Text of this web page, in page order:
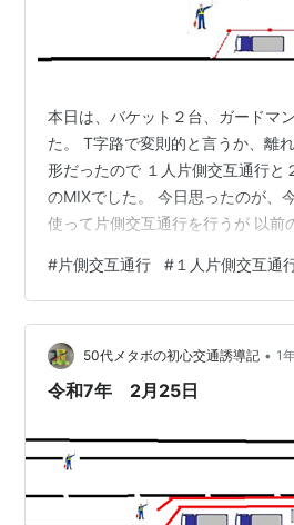
本日は、バケット２台、ガードマ
た。 T字路で変則的と言うか、離
形だったので １人片側交互通行と
のMIXでした。 今日思ったのが、
使って片側交互通行を行うが 以前
分かった気がします。 ただ単に、
多く使うみたいな感じで無意識に
えば伝わっている前提で合図での
たずに通す 本人はこっちの状況を
それならこっちが危ないと 思う状
#片側交互通行 # １人片側交互通
50代メタボの初心交通誘導記 • 1
令和7年 2月25日